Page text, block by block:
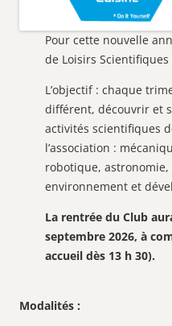
Pour cette nouvelle
de Loisirs
L’objectif : chaque
différent, découvrir et
activités scientifiques
l’association :
robotique,
environnement et
La rentrée du Club
septembre 2026, à
accueil dès 13 h 30).
Modalités :